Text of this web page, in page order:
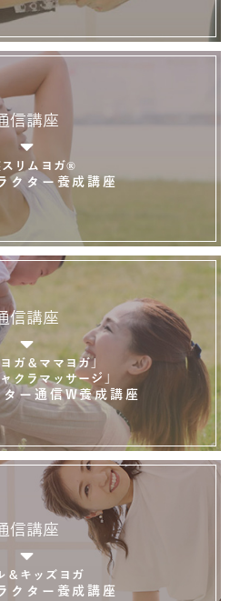
信講座
リムヨガ®
クター養成講座
信講座
ガ＆ママヨガ」
クラマッサージ」
ー通信W養成講座
信講座
＆キッズヨガ
クター養成講座